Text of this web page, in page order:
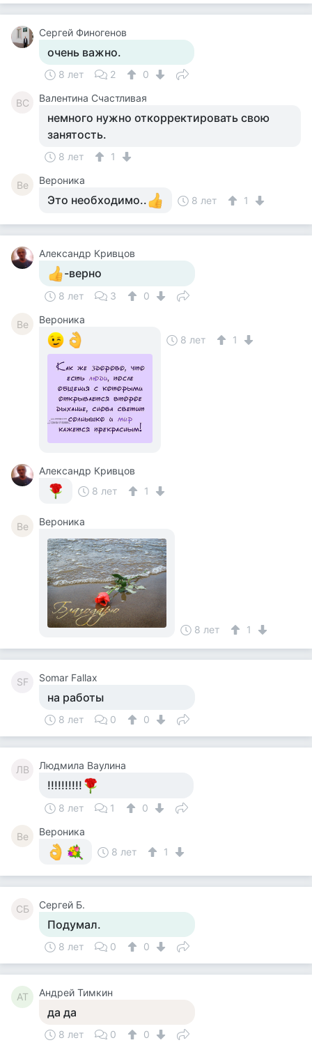
Сергей Финогенов
очень важно.
8 лет 2 0
ВС Валентина Счастливая
немного нужно откорректировать свою
занятость.
8 лет 1
Ве Вероника
Это необходимо.. 8 лет 1
Александр Кривцов
-верно
8 лет 3 0
Ве
Вероника
8 лет
1
Александр Кривцов
8 лет
1
Ве Вероника
8 лет 1
SF Somar Fallax
на работы
8 лет 0 0
ЛВ Людмила Ваулина
!!!!!!!!!!
8 лет 1 0
Ве
Вероника
8 лет
1
СБ Сергей Б.
Подумал.
8 лет 0 0
АТ Андрей Тимкин
да да
8 лет 0 0